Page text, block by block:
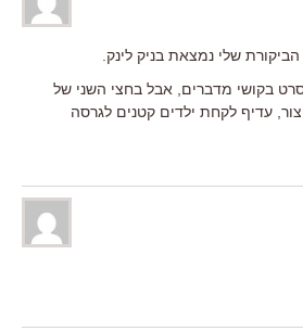
שלי נמצאת בניק לינק.
בקושי מדברים, אבל בחצי השני של
עדיף לקחת ילדים קטנים לגרסה